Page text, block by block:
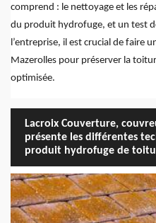
comprend : le nettoyage et les
du produit hydrofuge, et un test
l’entreprise, il est crucial de faire
Mazerolles pour préserver la
optimisée.
Lacroix Couverture,
présente les différentes
produit hydrofuge de